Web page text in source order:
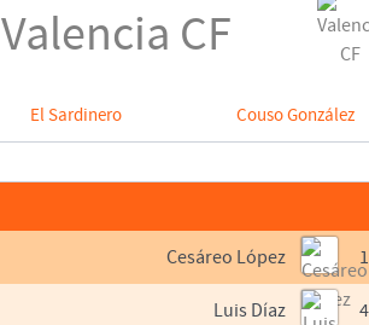
Valencia CF
El Sardinero Couso González
1
Cesáreo López
4
Luis Díaz